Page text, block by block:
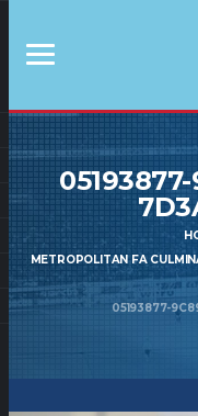
METROPOLITAN FA
05193877-